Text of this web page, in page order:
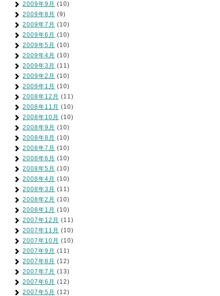
2009年9月 (10)
2009年8月 (9)
2009年7月 (10)
2009年6月 (10)
2009年5月 (10)
2009年4月 (10)
2009年3月 (11)
2009年2月 (10)
2009年1月 (10)
2008年12月 (11)
2008年11月 (10)
2008年10月 (10)
2008年9月 (10)
2008年8月 (10)
2008年7月 (10)
2008年6月 (10)
2008年5月 (10)
2008年4月 (10)
2008年3月 (11)
2008年2月 (10)
2008年1月 (10)
2007年12月 (11)
2007年11月 (10)
2007年10月 (10)
2007年9月 (11)
2007年8月 (12)
2007年7月 (13)
2007年6月 (12)
2007年5月 (12)